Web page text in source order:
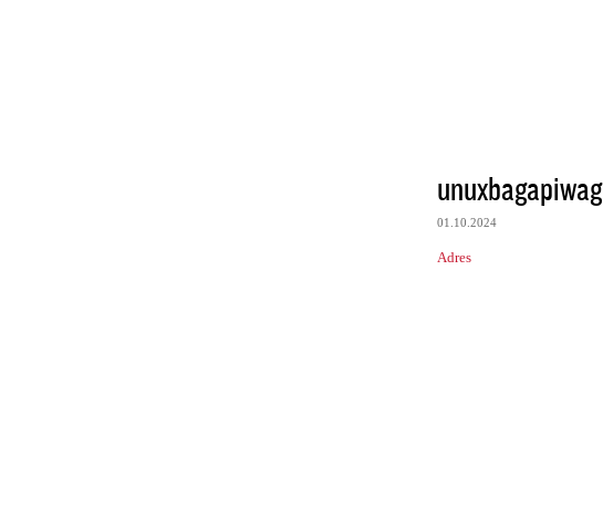
unuxbagapiwag
01.10.2024
Adres